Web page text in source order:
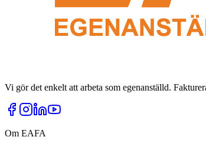
Vi gör det enkelt att arbeta som egenanställd.
Om EAFA